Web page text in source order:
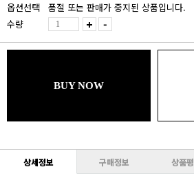
비회원
39,900원
블루
브론즈
골드
옵션선택
품절 또는 판매가 중지된 상품입니다.
수량
+ -
BUY NOW
상세정보 구매정보 상품평